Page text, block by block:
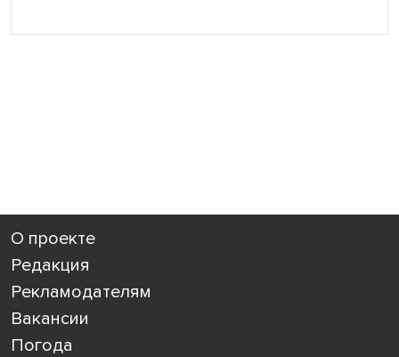
О проекте
Редакция
Рекламодателям
Вакансии
Погода